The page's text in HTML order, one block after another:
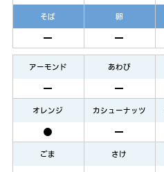
そば 卵
アーモンド あわび
オレンジ カシューナッツ
ごま さけ